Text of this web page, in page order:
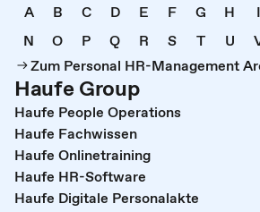
A B C D E F G H I
N
O P Q R S T U
Zum Personal HR-Management
Haufe Group
Haufe People Operations
Haufe Fachwissen
Haufe Onlinetraining
Haufe HR-Software
Haufe Digitale Personalakte